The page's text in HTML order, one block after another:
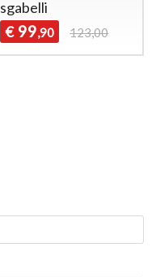
sgabelli
€ 99,90 123,00